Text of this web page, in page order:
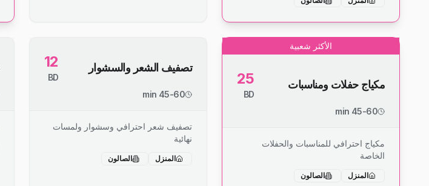
الأكثر شعبية
مكياج حفلات ومناسبات 25
BD
45-60 min
مكياج احترافي للمناسبات والحفلات
الخاصة
المنزل الصالون
تصفيف الشعر والسشوار 12
BD
45-60 min
تصفيف شعر احترافي وسشوار ولمسات
نهائية
المنزل الصالون